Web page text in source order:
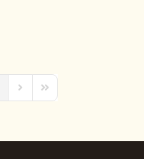
Next PageLast Page